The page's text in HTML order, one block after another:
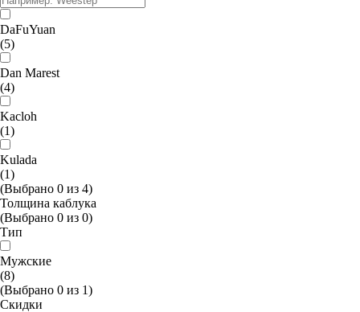
DaFuYuan
(5)
Dan Marest
(4)
Kacloh
(1)
Kulada
(1)
(Выбрано 0 из 4)
Толщина каблука
(Выбрано 0 из 0)
Тип
Мужские
(8)
(Выбрано 0 из 1)
Скидки